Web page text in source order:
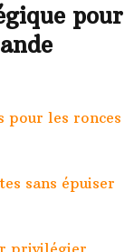
pour
pour les ronces
sans épuiser
privilégier